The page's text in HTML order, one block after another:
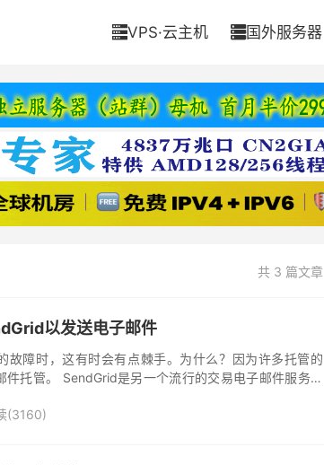
VPS·云主机 国外服务器
共 3 篇文章
以发送电子邮件
故障时，这有时会有点棘手。为什么？因为许多托管的
托管。 SendGrid是另一个流行的交易电子邮件服务提
(3160)